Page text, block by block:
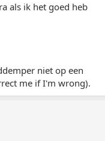
als ik het goed heb
niet op een
me if I'm wrong).